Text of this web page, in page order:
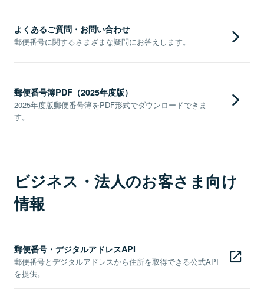
よくあるご質問・お問い合わせ
郵便番号に関するさまざまな疑問にお答えします。
郵便番号簿PDF（2025年度版）
2025年度版郵便番号簿をPDF形式でダウンロードできま
す。
ビジネス・法人のお客さま向け
情報
郵便番号・デジタルアドレスAPI
郵便番号とデジタルアドレスから住所を取得できる公式API
を提供。